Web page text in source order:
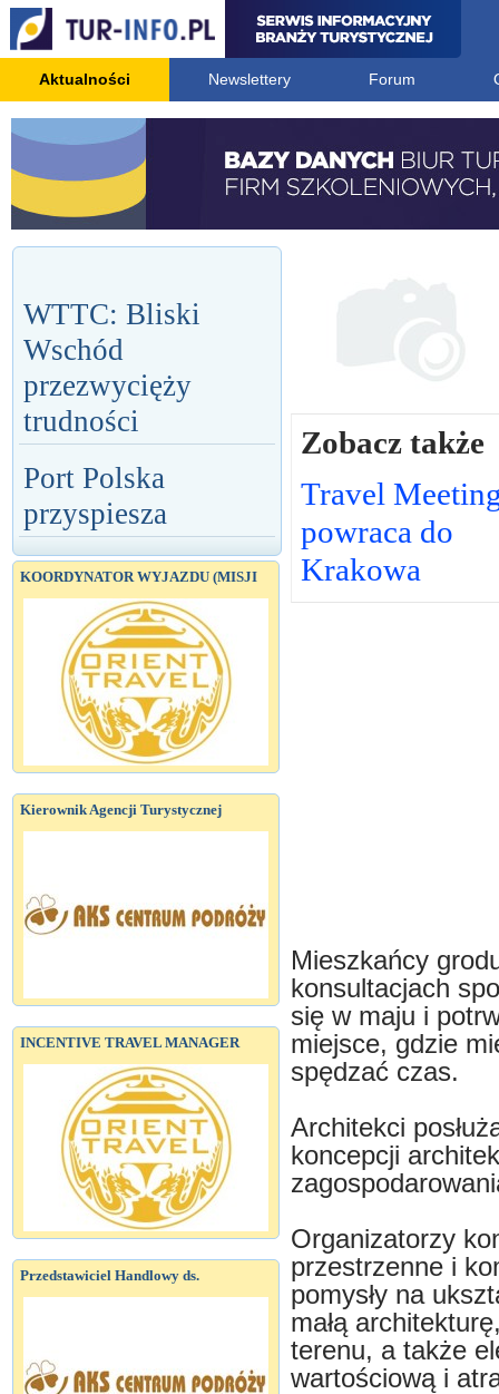
Aktualności Newslettery Forum
WTTC: Bliski
Wschód
przezwycięży
trudności
Port Polska
przyspiesza
KOORDYNATOR WYJAZDU (MISJI
Kierownik Agencji Turystycznej
INCENTIVE TRAVEL MANAGER
Przedstawiciel Handlowy ds.
Zobacz także
Travel
powraca do
Krakowa
Mieszkańcy
konsultacjach
się w maju i
miejsce, gdzie
spędzać czas.
Architekci
koncepcji
Organizatorzy
przestrzenne i
pomysły na
małą
terenu, a także
wartościową i